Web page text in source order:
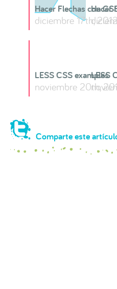
Hacer
Hacer Flechas con
diciembre 17th, 2012
LESS
LESS CSS examples
noviembre 20th,
Comparte este